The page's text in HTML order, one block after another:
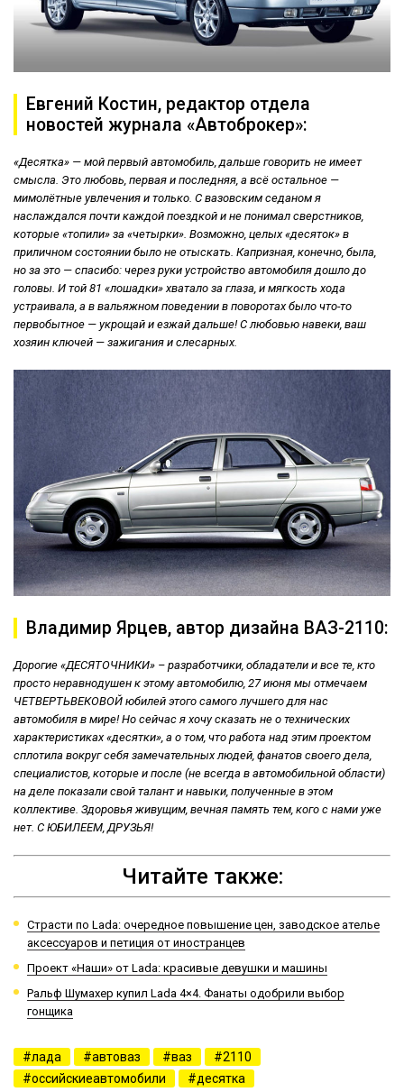
Евгений Костин, редактор отдела
новостей журнала «Автоброкер»:
«Десятка» — мой первый автомобиль, дальше говорить не имеет
смысла. Это любовь, первая и последняя, а всё остальное —
мимолётные увлечения и только. С вазовским седаном я
наслаждался почти каждой поездкой и не понимал сверстников,
которые «топили» за «четырки». Возможно, целых «десяток» в
приличном состоянии было не отыскать. Капризная, конечно, была,
но за это — спасибо: через руки устройство автомобиля дошло до
головы. И той 81 «лошадки» хватало за глаза, и мягкость хода
устраивала, а в вальяжном поведении в поворотах было что-то
первобытное — укрощай и езжай дальше! С любовью навеки, ваш
хозяин ключей — зажигания и слесарных.
Владимир Ярцев, автор дизайна ВАЗ-2110:
Дорогие «ДЕСЯТОЧНИКИ» – разработчики, обладатели и все те, кто
просто неравнодушен к этому автомобилю, 27 июня мы отмечаем
ЧЕТВЕРТЬВЕКОВОЙ юбилей этого самого лучшего для нас
автомобиля в мире! Но сейчас я хочу сказать не о технических
характеристиках «десятки», а о том, что работа над этим проектом
сплотила вокруг себя замечательных людей, фанатов своего дела,
специалистов, которые и после (не всегда в автомобильной области)
на деле показали свой талант и навыки, полученные в этом
коллективе. Здоровья живущим, вечная память тем, кого с нами уже
нет. С ЮБИЛЕЕМ, ДРУЗЬЯ!
Читайте также:
Страсти по Lada: очередное повышение цен, заводское ателье
аксессуаров и петиция от иностранцев
Проект «Наши» от Lada: красивые девушки и машины
Ральф Шумахер купил Lada 4×4. Фанаты одобрили выбор
гонщика
лада автоваз ваз
2110
оссийскиеавтомобили
десятка